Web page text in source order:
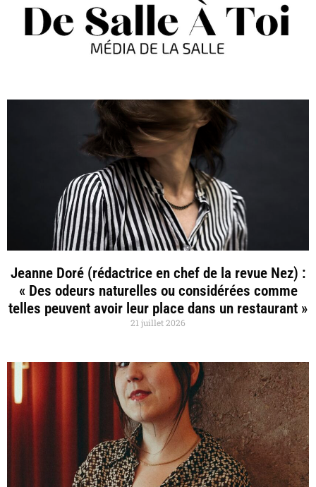
Jeanne Doré (rédactrice en chef de la revue Nez) :
« Des odeurs naturelles ou considérées comme
telles peuvent avoir leur place dans un restaurant »
21 juillet 2026